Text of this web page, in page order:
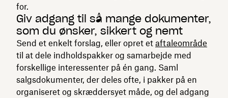
for.
Giv adgang til så mange dokumenter,
som du ønsker, sikkert og nemt
Send et enkelt forslag, eller opret et aftaleområde
til at dele indholdspakker og samarbejde med
forskellige interessenter på én gang. Saml
salgsdokumenter, der deles ofte, i pakker på en
organiseret og skræddersyet måde, og del adgang